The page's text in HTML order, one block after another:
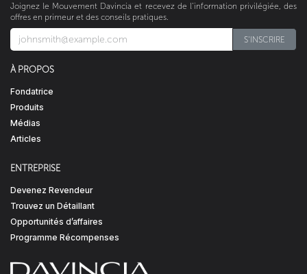
Joignez le Mouvement Davincia et recevez de l’information privilégiée, des
offres en primeur et des conseils pratiques.
S'INSCRIRE​​​​
À PROPOS
Fondatrice
Produits
Médias
Articles
ENTREPRISE
Devenez Revendeur
Trouvez un Détaillant
Opportunités d’affaires
Programme Récompenses